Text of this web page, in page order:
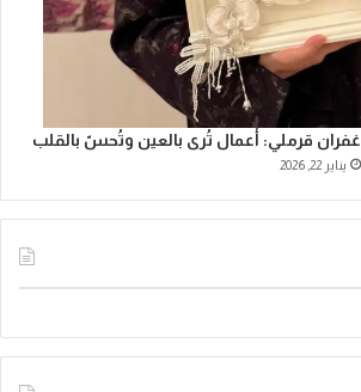
غفران قرملي: أعمال تُرى بالعين وتُحسّ بالقلب
يناير 22, 2026